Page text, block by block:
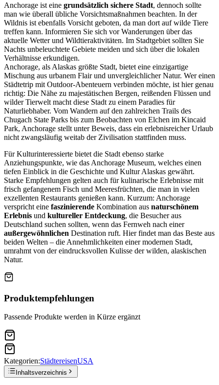
Anchorage ist eine grundsätzlich sichere Stadt, dennoch sollte
man wie überall übliche Vorsichtsmaßnahmen beachten. In der
Wildnis ist ebenfalls Vorsicht geboten, da man dort auf wilde Tiere
treffen kann. Informieren Sie sich vor Wanderungen über das
aktuelle Wetter und Wildtieraktivitäten. Im Stadtgebiet sollten Sie
Nachts unbeleuchtete Gebiete meiden und sich über die lokalen
Verhältnisse erkundigen.
Anchorage, als Alaskas größte Stadt, bietet eine einzigartige
Mischung aus urbanem Flair und unvergleichlicher Natur. Wer einen
Städtetrip mit Outdoor-Abenteuern verbinden möchte, ist hier genau
richtig: Die Nähe zu majestätischen Bergen, reißenden Flüssen und
wilder Tierwelt macht diese Stadt zu einem Paradies für
Naturliebhaber. Vom Wandern auf den zahlreichen Trails des
Chugach State Parks bis zum Beobachten von Elchen im Kincaid
Park, Anchorage stellt unter Beweis, dass ein erlebnisreicher Urlaub
nicht zwangsläufig weitab der Zivilisation stattfinden muss.
Für Kulturinteressierte bietet die Stadt ebenso starke
Anziehungspunkte, wie das Anchorage Museum, welches einen
tiefen Einblick in die Geschichte und Kultur Alaskas gewährt.
Starke Empfehlungen gelten auch für kulinarische Erlebnisse mit
frisch gefangenem Fisch und Meeresfrüchten, die man in vielen
exzellenten Restaurants genießen kann. Kurzum: Anchorage
verspricht eine faszinierende Kombination aus naturschönem
Erlebnis und kultureller Entdeckung, die Besucher aus
Deutschland suchen sollten, wenn das Fernweh nach einer
außergewöhnlichen Destination ruft. Hier findet man das Beste aus
beiden Welten – die Annehmlichkeiten einer modernen Stadt,
umrahmt von der eindrucksvollen Kulisse der wilden, alaskischen
Natur.
Produktempfehlungen
Passende Produkte werden in Kürze ergänzt
Kategorien:StädtereisenUSA
Inhaltsverzeichnis